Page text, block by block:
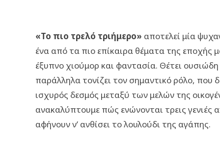
«Το πιο τρελό τριήμερο» αποτελεί μία
ένα από τα πιο επίκαιρα θέματα της εποχής
έξυπνο χιούμορ και φαντασία. Θέτει
παράλληλα τονίζει τον σημαντικό ρόλο,
ισχυρός δεσμός μεταξύ των μελών της
ανακαλύπτουμε πώς ενώνονται τρεις
αφήνουν ν’ ανθίσει το λουλούδι της αγάπης.